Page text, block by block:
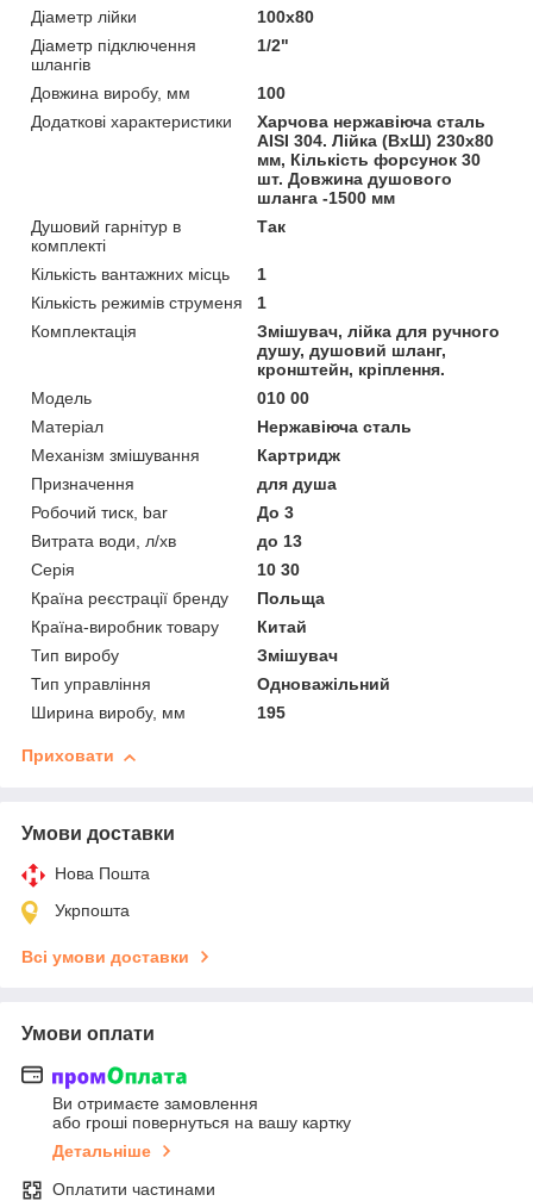
Діаметр лійки
100х80
Діаметр підключення
шлангів
1/2"
Довжина виробу, мм
100
Додаткові характеристики
Харчова нержавіюча сталь
AISI 304. Лійка (ВхШ) 230х80
мм, Кількість форсунок 30
шт. Довжина душового
шланга -1500 мм
Душовий гарнітур в
комплекті
Так
Кількість вантажних місць
1
Кількість режимів струменя
1
Комплектація
Змішувач, лійка для ручного
душу, душовий шланг,
кронштейн, кріплення.
Мoдель
010 00
Матеріал
Нержавіюча сталь
Механізм змішування
Картридж
Призначення
для душа
Робочий тиск, bar
До 3
Витрата води, л/хв
до 13
Серія
10 30
Країна реєстрації бренду
Польща
Країна-виробник товару
Китай
Тип виробу
Змішувач
Тип управління
Одноважільний
Ширина виробу, мм
195
Приховати
Умови доставки
Нова Пошта
Укрпошта
Всі умови доставки
Умови оплати
Ви отримаєте замовлення
або гроші повернуться на вашу картку
Детальніше
Оплатити частинами